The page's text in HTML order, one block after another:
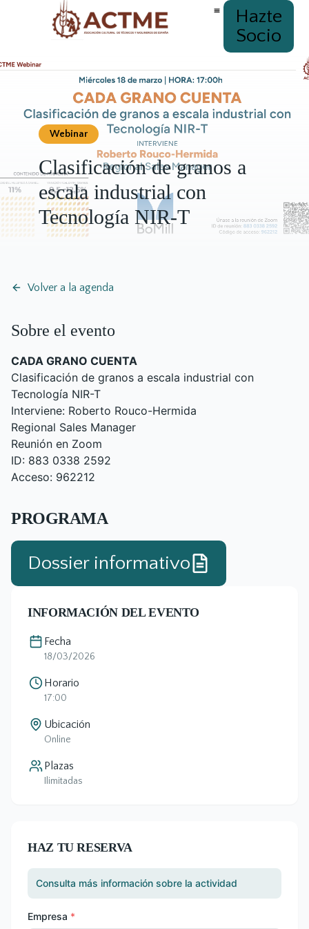
Hazte
Socio
Webinar
Clasificación de granos a
escala industrial con
Tecnología NIR-T
Volver a la agenda
Sobre el evento
CADA GRANO CUENTA
Clasificación de granos a escala industrial con
Tecnología NIR-T
Interviene: Roberto Rouco-Hermida
Regional Sales Manager
Reunión en Zoom
ID: 883 0338 2592
Acceso: 962212
PROGRAMA
Dossier informativo
INFORMACIÓN DEL EVENTO
Fecha
18/03/2026
Horario
17:00
Ubicación
Online
Plazas
Ilimitadas
HAZ TU RESERVA
Consulta más información sobre la actividad
Empresa *